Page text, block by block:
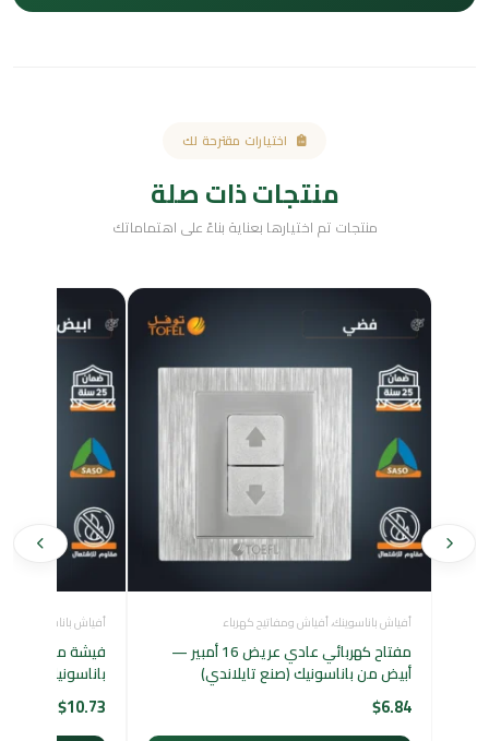
اختيارات مقترحة لك
منتجات ذات صلة
منتجات تم اختيارها بعناية بناءً على اهتماماتك
أفياش باناسوينك،أفياش ومفاتيح كهرباء
مفتاح كهربائي عادي عريض 16 أمبير —
أبيض من باناسونيك (صنع تايلاندي)
$6.84
أفياش باناسوينك
باناسونيك
$10.73